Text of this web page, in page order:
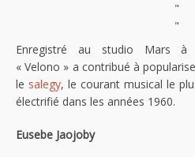
"
"
Enregistré au studio Mars à
« Velono » a contribué à
le salegy, le courant musical le
électrifié dans les années 1960.
Eusebe Jaojoby